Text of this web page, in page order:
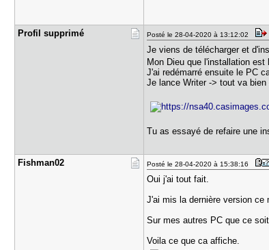
Profil sup​primé Posté le 28-04-2020 à 13:12:02
Je viens de télécharger et
Mon Dieu que l'installation
J'ai redémarré ensuite le PC
Je lance Writer -> tout va bien
Tu as essayé de refaire une
Fishman02 Posté le 28-04-2020 à 15:38:16
Oui j'ai tout fait.
J'ai mis la dernière version
Sur mes autres PC que ce
Voila ce que ca affiche.